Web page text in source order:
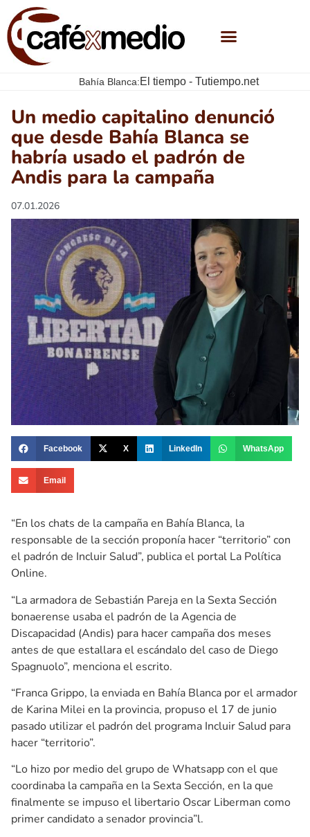
Bahía Blanca:El tiempo - Tutiempo.net
Un medio capitalino denunció
que desde Bahía Blanca se
habría usado el padrón de
Andis para la campaña
07.01.2026
Facebook X LinkedIn WhatsApp
Email
“En los chats de la campaña en Bahía Blanca, la
responsable de la sección proponía hacer “territorio” con
el padrón de Incluir Salud”, publica el portal La Política
Online.
“La armadora de Sebastián Pareja en la Sexta Sección
bonaerense usaba el padrón de la Agencia de
Discapacidad (Andis) para hacer campaña dos meses
antes de que estallara el escándalo del caso de Diego
Spagnuolo”, menciona el escrito.
“Franca Grippo, la enviada en Bahía Blanca por el armador
de Karina Milei en la provincia, propuso el 17 de junio
pasado utilizar el padrón del programa Incluir Salud para
hacer “territorio”.
“Lo hizo por medio del grupo de Whatsapp con el que
coordinaba la campaña en la Sexta Sección, en la que
finalmente se impuso el libertario Oscar Liberman como
primer candidato a senador provincia”l.